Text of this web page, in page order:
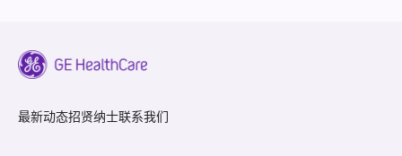
最新动态招贤纳士联系我们